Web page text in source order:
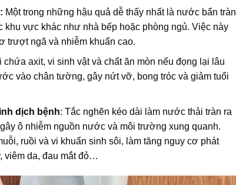
Một trong những hậu quả dễ thấy nhất là nước bẩn tràn
khu vực khác như nhà bếp hoặc phòng ngủ. Việc này
trượt ngã và nhiễm khuẩn cao.
chứa axit, vi sinh vật và chất ăn mòn nếu đọng lại lâu
vào chân tường, gây nứt vỡ, bong tróc và giảm tuổi
dịch bệnh: Tắc nghẽn kéo dài làm nước thải tràn ra
ô nhiễm nguồn nước và môi trường xung quanh.
ruồi và vi khuẩn sinh sôi, làm tăng nguy cơ phát
viêm da, đau mắt đỏ…